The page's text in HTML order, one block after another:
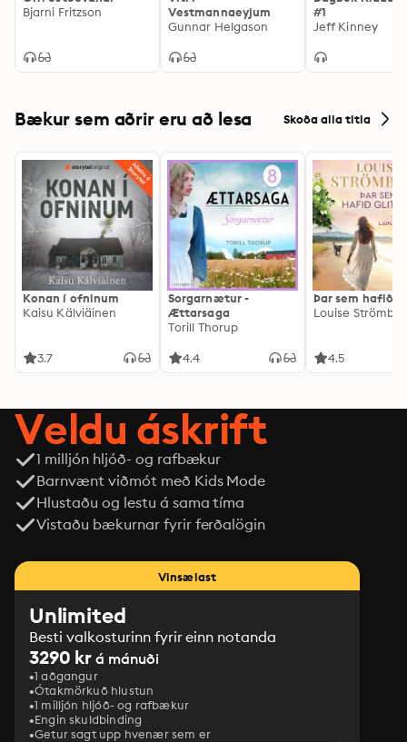
Bjarni Fritzson
Vestmannaeyjum
Gunnar Helgason
#1
Jeff Kinney
Bækur sem aðrir eru að lesa Skoða alla titla
Konan í ofninum
Kaisu Kälviäinen
3.7
Sorgarnætur -
Ættarsaga
Torill Thorup
4.4
Þar sem hafið
Louise
4.5
Veldu áskrift
1 milljón hljóð- og rafbækur
Barnvænt viðmót með Kids Mode
Hlustaðu og lestu á sama tíma
Vistaðu bækurnar fyrir ferðalögin
Vinsælast
Unlimited
Besti valkosturinn fyrir einn notanda
3290 kr á mánuði
1 aðgangur
Ótakmörkuð hlustun
1 milljón hljóð- og rafbækur
Engin skuldbinding
Getur sagt upp hvenær sem er